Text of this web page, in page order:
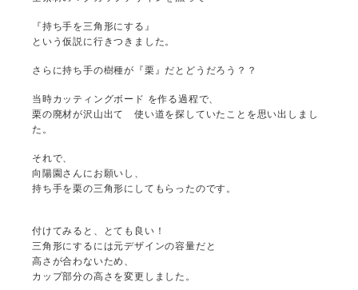
『持ち手を三角形にする』
という仮説に行きつきました。
さらに持ち手の樹種が『栗』だとどうだろう？？
当時カッティングボード を作る過程で、
栗の廃材が沢山出て 使い道を探していたことを思い出しまし
た。
それで、
向陽園さんにお願いし、
持ち手を栗の三角形にしてもらったのです。
付けてみると、とても良い！
三角形にするには元デザインの容量だと
高さが合わないため、
カップ部分の高さを変更しました。